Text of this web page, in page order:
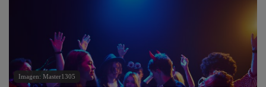
Imagen: Master1305